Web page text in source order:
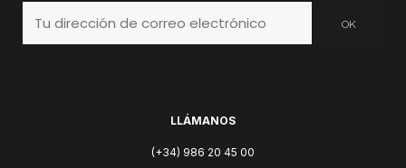
LLÁMANOS
(+34) 986 20 45 00